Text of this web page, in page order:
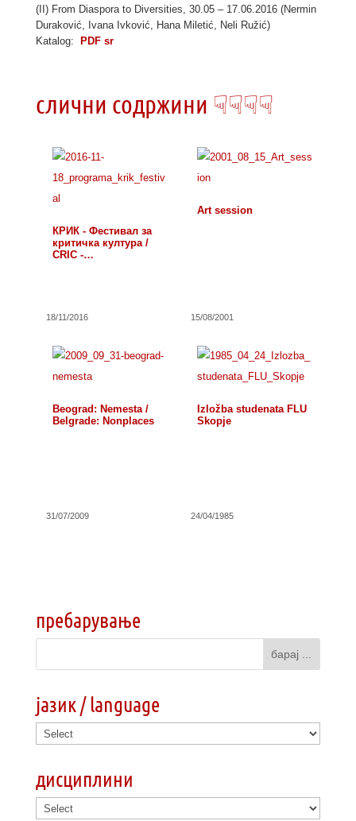
(II) From Diaspora to Diversities, 30.05 – 17.06.2016 (Nermin
Duraković, Ivana Ivković, Hana Miletić, Neli Ružić)
Katalog:
PDF sr
слични содржини ☟☟☟☟
КРИК - Фестивал за
критичка култура /
CRIC -…
18/11/2016
Art session
15/08/2001
Beograd: Nemesta /
Belgrade: Nonplaces
31/07/2009
Izložba studenata FLU
Skopje
24/04/1985
пребарување
јазик / language
дисциплини